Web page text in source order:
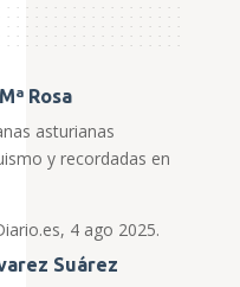
Rosa
asturianas
y recordadas en
4 ago 2025.
Suárez